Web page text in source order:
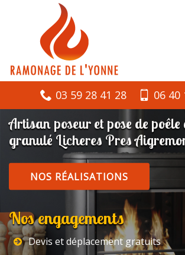
03 59 28 41 28 06 40
Artisan poseur et pose de poêle
granulé Licheres Pres
NOS RÉALISATIONS
Nos engagements
Devis et déplacement gratuits